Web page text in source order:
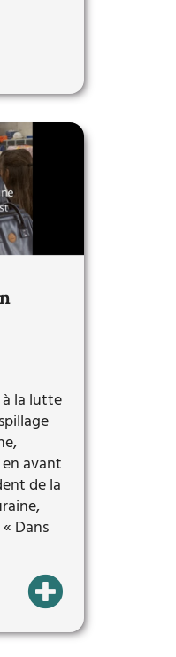
la lutte
avant
de la
Dans